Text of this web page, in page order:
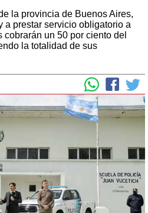
la provincia de Buenos Aires,
a prestar servicio obligatorio a
un 50 por ciento del
la totalidad de sus